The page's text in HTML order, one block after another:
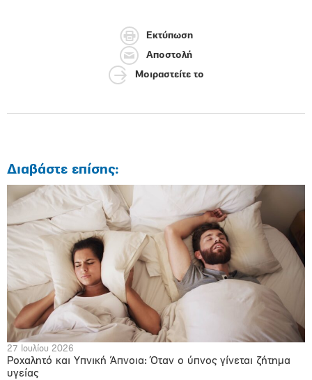
Εκτύπωση
Αποστολή
Μοιραστείτε το
Διαβάστε επίσης:
27 Ιουλίου 2026
Ροχαλητό και Υπνική Άπνοια: Όταν ο ύπνος γίνεται ζήτημα
υγείας